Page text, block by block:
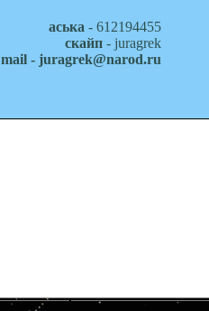
аська - 612194455
скайп - juragrek
mail - juragrek@narod.ru